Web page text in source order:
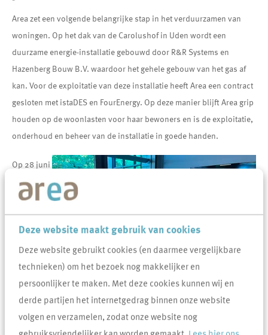
Deze website maakt gebruik van cookies
Deze website gebruikt cookies (en daarmee vergelijkbare
technieken) om het bezoek nog makkelijker en
persoonlijker te maken. Met deze cookies kunnen wij en
derde partijen het internetgedrag binnen onze website
volgen en verzamelen, zodat onze website nog
Area zet een volgende belangrijke stap in het verduurzamen van
woningen. Op het dak van de Carolushof in Uden wordt een
duurzame energie-installatie gebouwd door R&R Systems en
Hazenberg Bouw B.V. waardoor het gehele gebouw van het gas af
kan. Voor de exploitatie van deze installatie heeft Area een contract
gesloten met istaDES en FourEnergy. Op deze manier blijft Area grip
houden op de woonlasten voor haar bewoners en is de exploitatie,
onderhoud en beheer van de installatie in goede handen.
Op 28 juni
zette Jan
van Vucht,
Jörg
Plönissen
van
istaDES en
Eline
Goverde
van Four Energy hun handtekening onder het contract voor het
gebruik en onderhoud van de duurzame energie-installatie.